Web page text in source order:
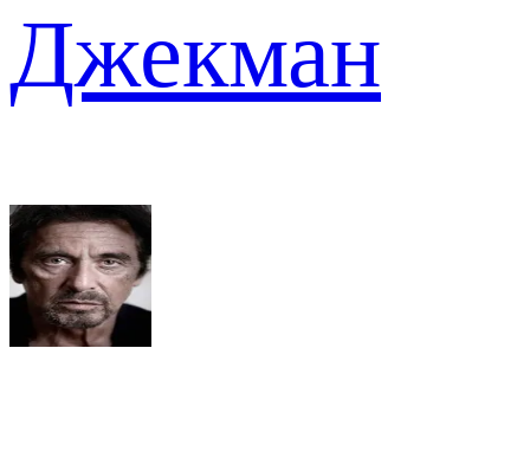
Джекман